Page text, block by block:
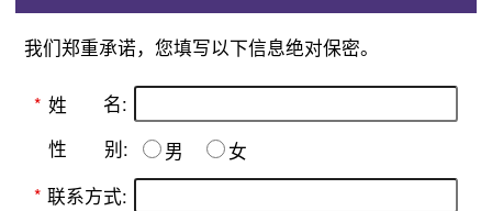
我们郑重承诺，您填写以下信息绝对保密。
* 姓 名:
性 别: 男
女
* 联系方式: